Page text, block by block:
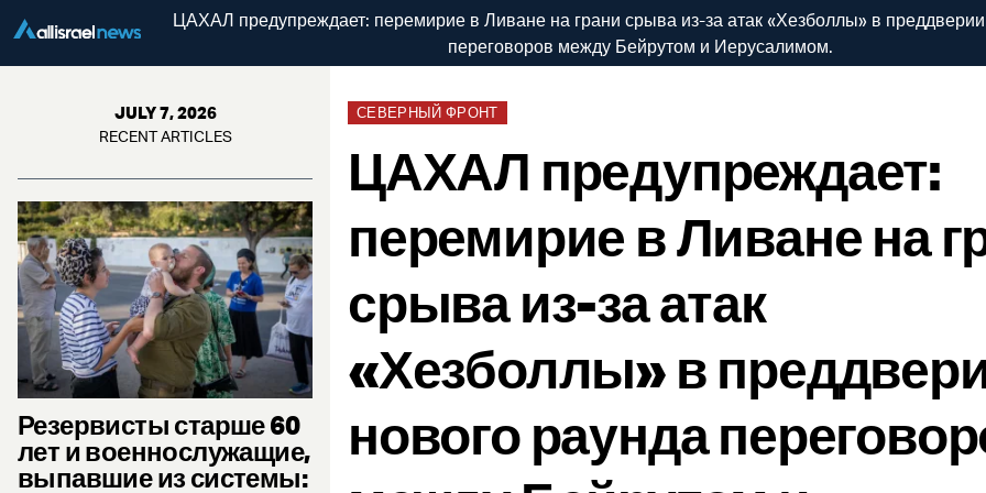
ЦАХАЛ предупреждает: перемирие в Ливане на грани срыва из-за атак «Хезболлы» в
переговоров между Бейрутом и Иерусалимом.
JULY 7, 2026
RECENT ARTICLES
Резервисты старше 60
лет и военнослужащие,
выпавшие из системы:
СЕВЕРНЫЙ ФРОНТ
ЦАХАЛ предупреждает:
перемирие в Ливане на
срыва из-за атак
«Хезболлы» в
нового раунда